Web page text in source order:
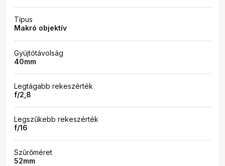
Típus
Makró objektív
Gyújtótávolság
40mm
Legtágabb rekeszérték
f/2,8
Legszűkebb rekeszérték
f/16
Szűrőméret
52mm